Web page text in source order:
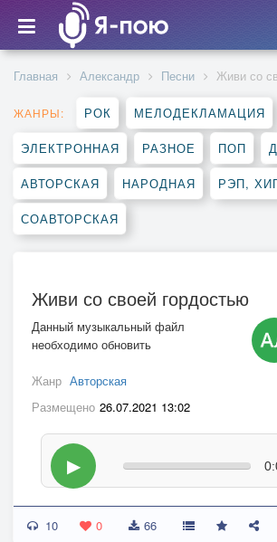
Главная Александр Песни Живи со
ЖАНРЫ: РОК МЕЛОДЕКЛАМАЦИЯ
ЭЛЕКТРОННАЯ РАЗНОЕ ПОП
АВТОРСКАЯ НАРОДНАЯ РЭП,
СОАВТОРСКАЯ
Живи со своей гордостью
Данный музыкальный файл
необходимо обновить
Жанр Авторская
Размещено 26.07.2021 13:02
▶
10 0 66